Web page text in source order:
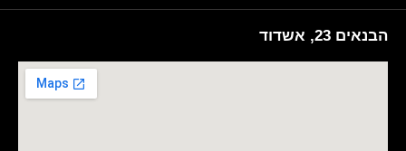
הבנאים 23, אשדוד